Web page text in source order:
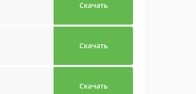
Скачать
Скачать
Скачать